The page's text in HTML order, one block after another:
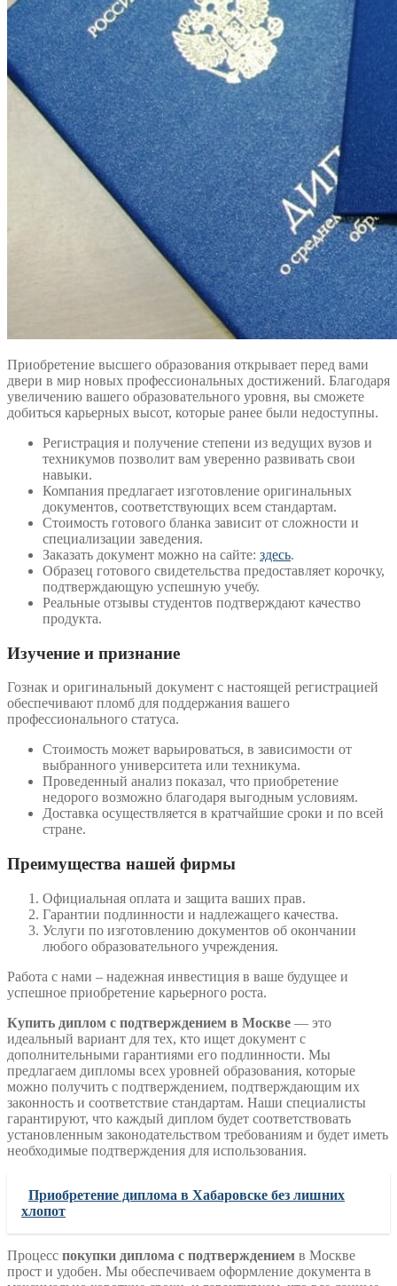
Приобретение высшего образования открывает перед вами
двери в мир новых профессиональных достижений. Благодаря
увеличению вашего образовательного уровня, вы сможете
добиться карьерных высот, которые ранее были недоступны.
Регистрация и получение степени из ведущих вузов и
техникумов позволит вам уверенно развивать свои
навыки.
Компания предлагает изготовление оригинальных
документов, соответствующих всем стандартам.
Стоимость готового бланка зависит от сложности и
специализации заведения.
Заказать документ можно на сайте: здесь.
Образец готового свидетельства предоставляет корочку,
подтверждающую успешную учебу.
Реальные отзывы студентов подтверждают качество
продукта.
Изучение и признание
Гознак и оригинальный документ с настоящей регистрацией
обеспечивают пломб для поддержания вашего
профессионального статуса.
Стоимость может варьироваться, в зависимости от
выбранного университета или техникума.
Проведенный анализ показал, что приобретение
недорого возможно благодаря выгодным условиям.
Доставка осуществляется в кратчайшие сроки и по всей
стране.
Преимущества нашей фирмы
Официальная оплата и защита ваших прав.
Гарантии подлинности и надлежащего качества.
Услуги по изготовлению документов об окончании
любого образовательного учреждения.
Работа с нами – надежная инвестиция в ваше будущее и
успешное приобретение карьерного роста.
Купить диплом с подтверждением в Москве — это
идеальный вариант для тех, кто ищет документ с
дополнительными гарантиями его подлинности. Мы
предлагаем дипломы всех уровней образования, которые
можно получить с подтверждением, подтверждающим их
законность и соответствие стандартам. Наши специалисты
гарантируют, что каждый диплом будет соответствовать
установленным законодательством требованиям и будет иметь
необходимые подтверждения для использования.
Приобретение диплома в Хабаровске без лишних
хлопот
Процесс покупки диплома с подтверждением в Москве
прост и удобен. Мы обеспечиваем оформление документа в